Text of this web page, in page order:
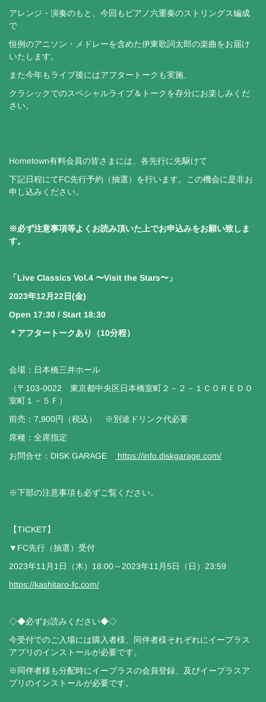
アレンジ・演奏のもと、今回もピアノ六重奏のストリングス編成
で
恒例のアニソン・メドレーを含めた伊東歌詞太郎の楽曲をお届け
いたします。
また今年もライブ後にはアフタートークも実施、
クラシックでのスペシャルライブ＆トークを存分にお楽しみくだ
さい。
Hometown有料会員の皆さまには、各先行に先駆けて
下記日程にてFC先行予約（抽選）を行います。この機会に是非お
申し込みください。
※必ず注意事項等よくお読み頂いた上でお申込みをお願い致しま
す。
「Live Classics Vol.4 〜Visit the Stars〜」
2023年12月22日(金)
Open 17:30 / Start 18:30
＊アフタートークあり（10分程）
会場：日本橋三井ホール
（〒103-0022 東京都中央区日本橋室町２－２－１ＣＯＲＥＤＯ
室町１－５Ｆ）
前売：7,900円（税込） ※別途ドリンク代必要
席種：全席指定
お問合せ：DISK GARAGE https://info.diskgarage.com/
※下部の注意事項も必ずご覧ください。
【TICKET】
▼FC先行（抽選）受付
2023年11月1日（木）18:00～2023年11月5日（日）23:59
https://kashitaro-fc.com/
◇◆必ずお読みください◆◇
今受付でのご入場には購入者様、同伴者様それぞれにイープラス
アプリのインストールが必要です。
※同伴者様も分配時にイープラスの会員登録、及びイープラスア
プリのインストールが必要です。